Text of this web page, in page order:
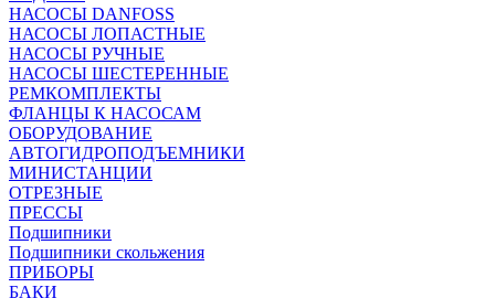
НАСОСЫ DANFOSS
НАСОСЫ ЛОПАСТНЫЕ
НАСОСЫ РУЧНЫЕ
НАСОСЫ ШЕСТЕРЕННЫЕ
РЕМКОМПЛЕКТЫ
ФЛАНЦЫ К НАСОСАМ
ОБОРУДОВАНИЕ
АВТОГИДРОПОДЪЕМНИКИ
МИНИСТАНЦИИ
ОТРЕЗНЫЕ
ПРЕССЫ
Подшипники
Подшипники скольжения
ПРИБОРЫ
БАКИ